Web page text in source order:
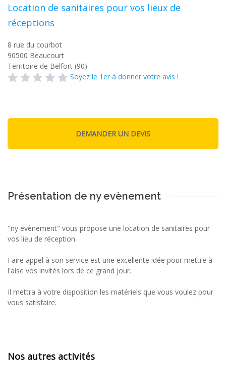
Location de sanitaires pour vos lieux de
réceptions
8 rue du courbot
90500 Beaucourt
Territoire de Belfort (90)
Soyez le 1er à donner votre avis !
Présentation de ny evènement
"ny evènement" vous propose une location de sanitaires pour
vos lieu de réception.
Faire appel à son service est une excellente idée pour mettre à
l'aise vos invités lors de ce grand jour.
Il mettra à votre disposition les matériels que vous voulez pour
vous satisfaire.
Nos autres activités